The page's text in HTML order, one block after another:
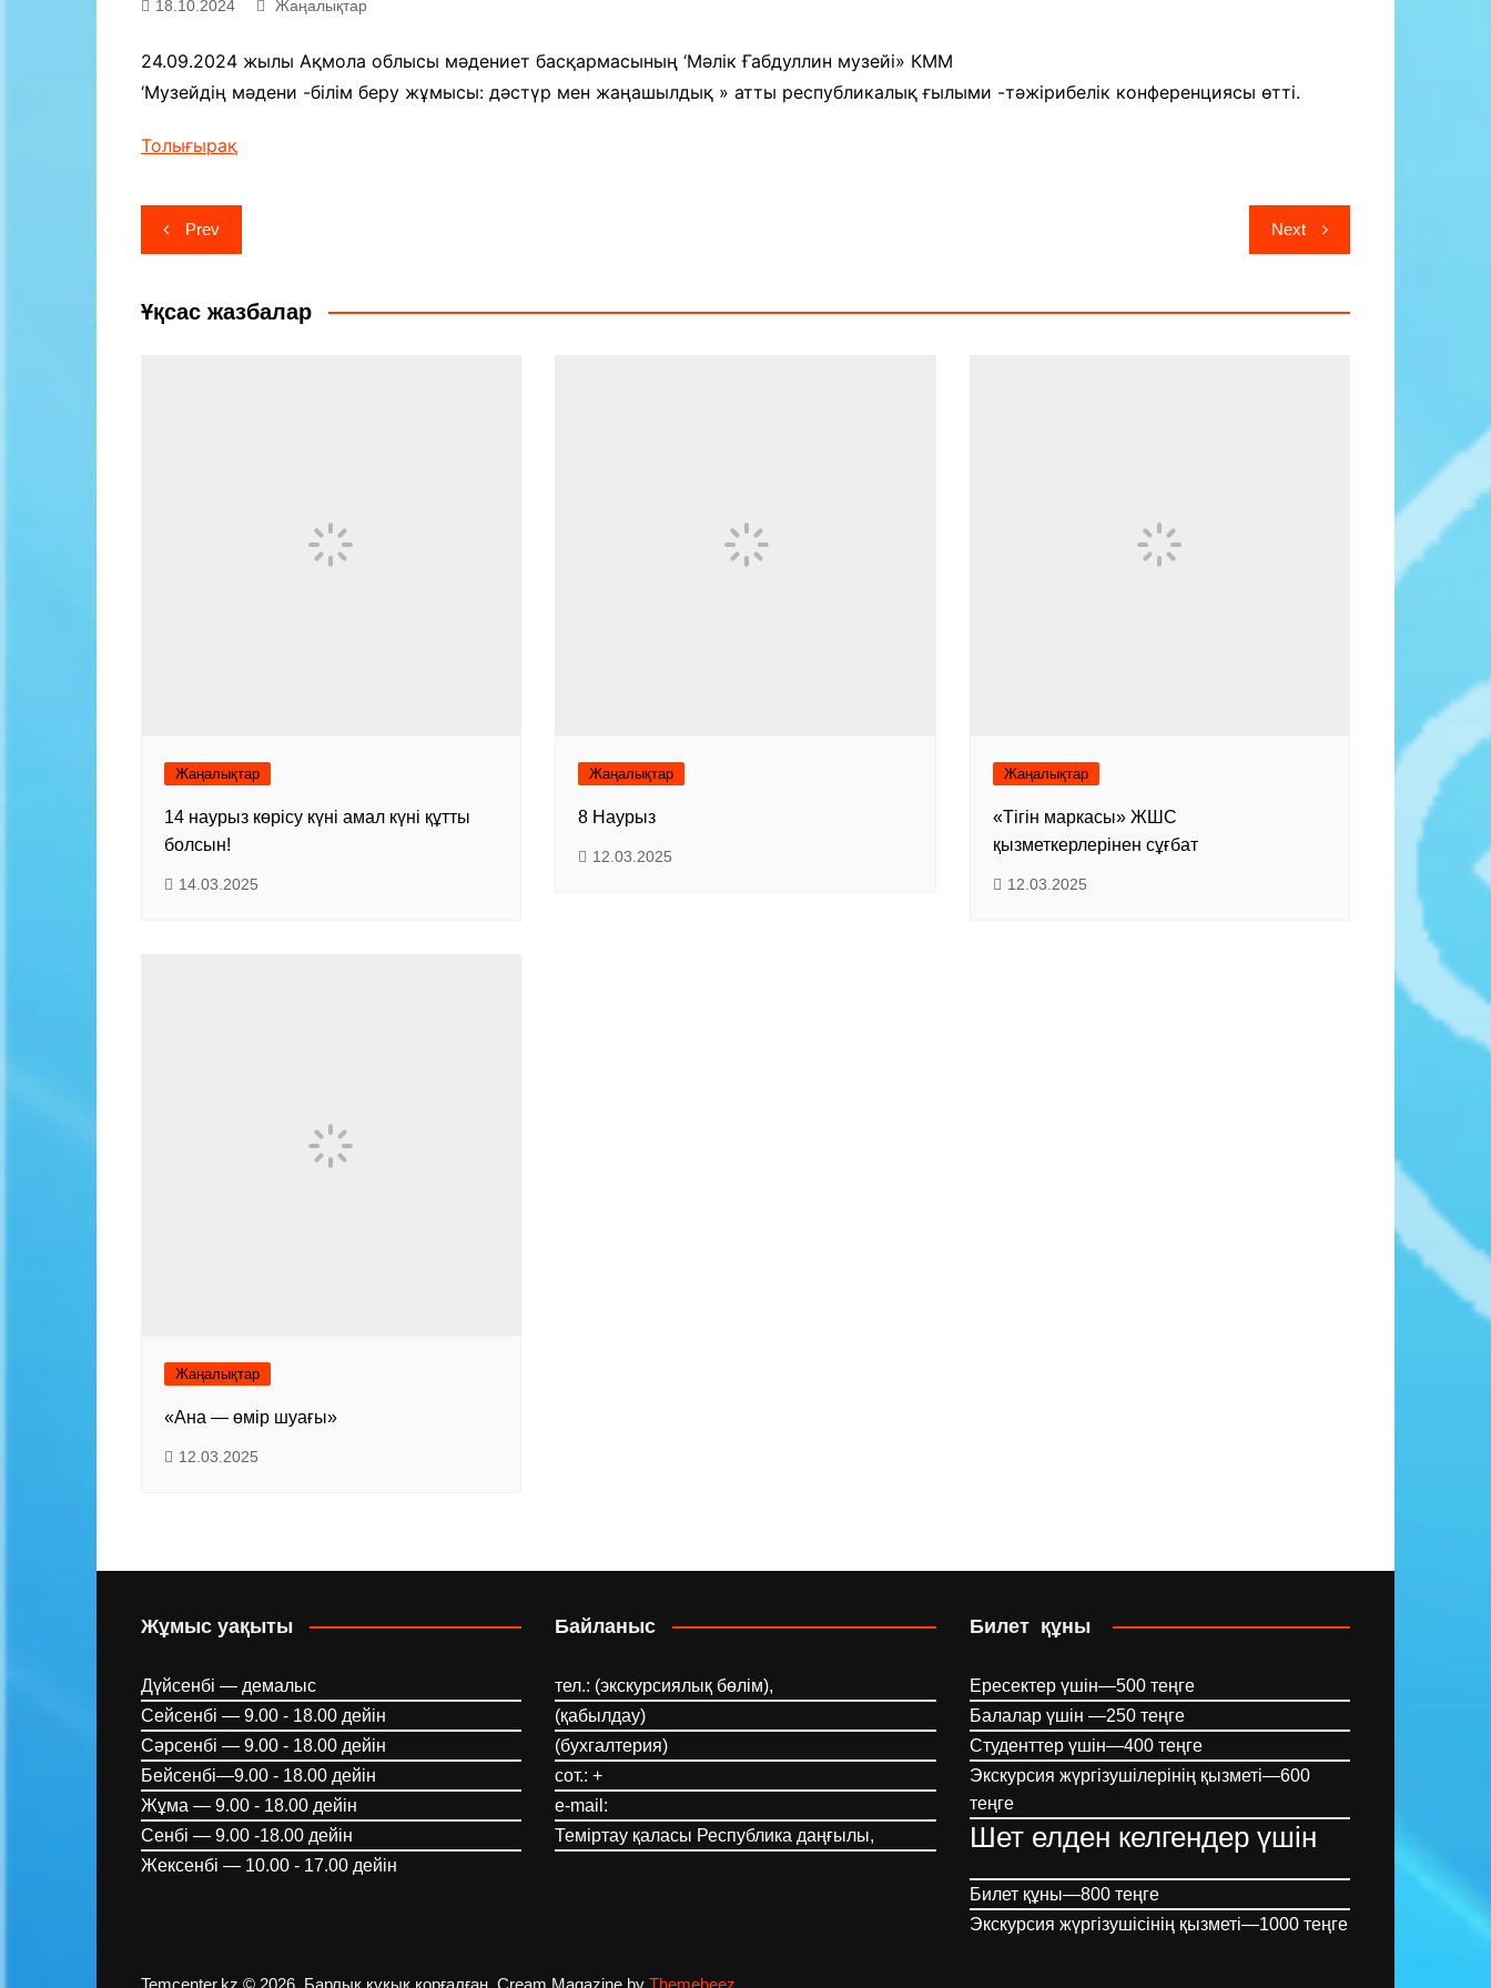
Қазақстан жолы
«Дәстүр мен ғұрып» залы
18.10.2024 Жаңалықтар
24.09.2024 жылы Ақмола облысы мәдениет басқармасының ‘Мәлік Ғабдуллин музейі» КММ
‘Музейдің мәдени -білім беру жұмысы: дәстүр мен жаңашылдық » атты республикалық ғылыми -тәжірибелік конференциясы өтті.
Толығырақ
Навигация
по
записям
Prev Next
Ұқсас жазбалар
Жаңалықтар
14 наурыз көрісу күні амал күні құтты
болсын!
14.03.2025
Жаңалықтар
8 Наурыз
12.03.2025
Жаңалықтар
«Тігін маркасы» ЖШС
қызметкерлерінен сұғбат
12.03.2025
Жаңалықтар
«Ана — өмір шуағы»
12.03.2025
Жұмыс уақыты
Дүйсенбі — демалыс
Сейсенбі — 9.00 - 18.00 дейін
Сәрсенбі — 9.00 - 18.00 дейін
Бейсенбі—9.00 - 18.00 дейін
Жұма — 9.00 - 18.00 дейін
Сенбі — 9.00 -18.00 дейін
Жексенбі — 10.00 - 17.00 дейін
Байланыс
тел.: (экскурсиялық бөлім),
(қабылдау)
(бухгалтерия)
сот.: +
e-mail:
Теміртау қаласы Республика даңғылы,
Билет құны
Ересектер үшін—500 теңге
Балалар үшін —250 теңге
Студенттер үшін—400 теңге
Экскурсия жүргізушілерінің қызметі—600
теңге
Шет елден келгендер үшін
Билет құны—800 теңге
Экскурсия жүргізушісінің қызметі—1000 теңге
Temcenter.kz © 2026. Барлық құқық қорғалған. Cream Magazine by Themebeez